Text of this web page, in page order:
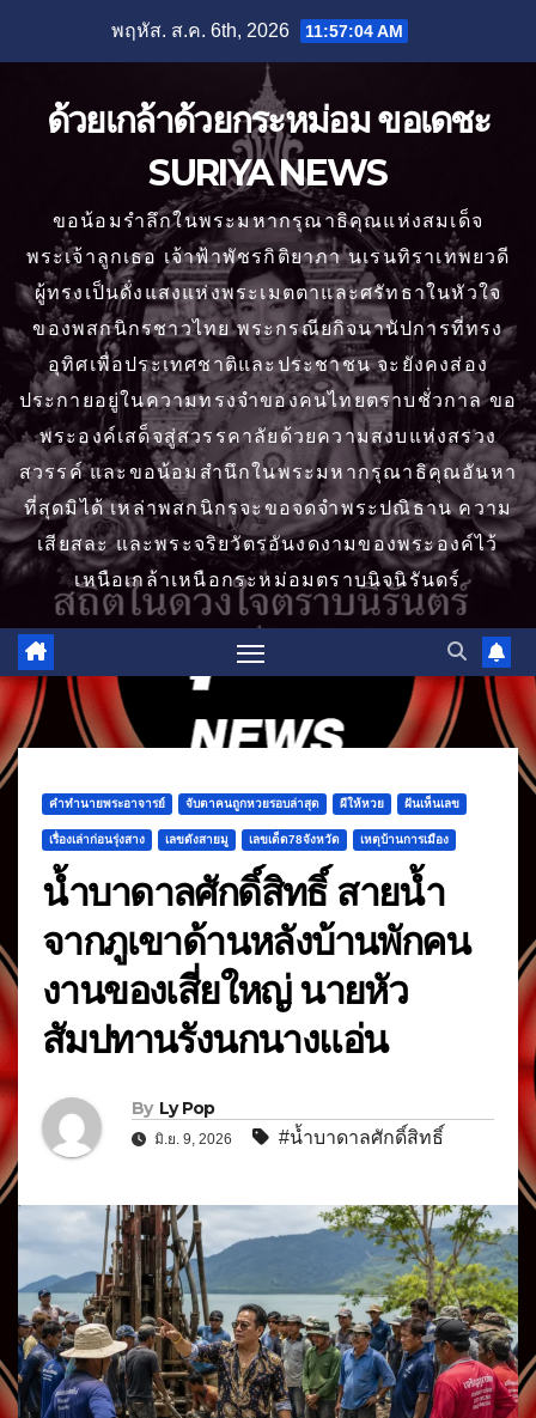
พฤหัส. ส.ค. 6th, 2026 11:57:06 AM
ด้วยเกล้าด้วยกระหม่อม ขอเดชะ
SURIYA NEWS
ขอน้อมรำลึกในพระมหากรุณาธิคุณแห่งสมเด็จ
พระเจ้าลูกเธอ เจ้าฟ้าพัชรกิติยาภา นเรนทิราเทพยวดี
ผู้ทรงเป็นดั่งแสงแห่งพระเมตตาและศรัทธาในหัวใจ
ของพสกนิกรชาวไทย พระกรณียกิจนานัปการที่ทรง
อุทิศเพื่อประเทศชาติและประชาชน จะยังคงส่อง
ประกายอยู่ในความทรงจำของคนไทยตราบชั่วกาล ขอ
พระองค์เสด็จสู่สวรรคาลัยด้วยความสงบแห่งสรวง
สวรรค์ และขอน้อมสำนึกในพระมหากรุณาธิคุณอันหา
ที่สุดมิได้ เหล่าพสกนิกรจะขอจดจำพระปณิธาน ความ
เสียสละ และพระจริยวัตรอันงดงามของพระองค์ไว้
เหนือเกล้าเหนือกระหม่อมตราบนิจนิรันดร์
คำทำนายพระอาจารย์ จับตาคนถูกหวยรอบล่าสุด ผีให้หวย ฝันเห็นเลข
เรื่องเล่าก่อนรุ่งสาง เลขดังสายมู เลขเด็ด78จังหวัด เหตุบ้านการเมือง
น้ำบาดาลศักดิ์สิทธิ์ สายน้ำ
จากภูเขาด้านหลังบ้านพักคน
งานของเสี่ยใหญ่ นายหัว
สัมปทานรังนกนางแอ่น
By Ly Pop
มิ.ย. 9, 2026 #น้ำบาดาลศักดิ์สิทธิ์